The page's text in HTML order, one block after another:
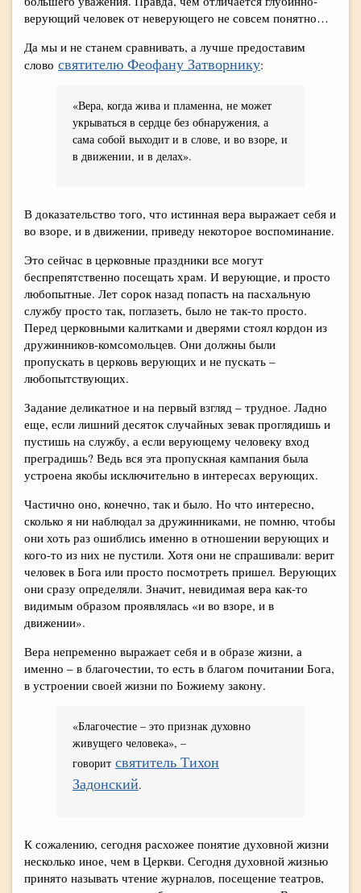
верующий человек от неверующего не совсем понятно…
Да мы и не станем сравнивать, а лучше предоставим
слово святителю Феофану Затворнику:
«Вера, когда жива и пламенна, не может
укрываться в сердце без обнаружения, а
сама собой выходит и в слове, и во взоре, и
в движении, и в делах».
В доказательство того, что истинная вера выражает себя и
во взоре, и в движении, приведу некоторое воспоминание.
Это сейчас в церковные праздники все могут
беспрепятственно посещать храм. И верующие, и просто
любопытные. Лет сорок назад попасть на пасхальную
службу просто так, поглазеть, было не так-то просто.
Перед церковными калитками и дверями стоял кордон из
дружинников-комсомольцев. Они должны были
пропускать в церковь верующих и не пускать –
любопытствующих.
Задание деликатное и на первый взгляд – трудное. Ладно
еще, если лишний десяток случайных зевак проглядишь и
пустишь на службу, а если верующему человеку вход
преградишь? Ведь вся эта пропускная кампания была
устроена якобы исключительно в интересах верующих.
Частично оно, конечно, так и было. Но что интересно,
сколько я ни наблюдал за дружинниками, не помню, чтобы
они хоть раз ошиблись именно в отношении верующих и
кого-то из них не пустили. Хотя они не спрашивали: верит
человек в Бога или просто посмотреть пришел. Верующих
они сразу определяли. Значит, невидимая вера как-то
видимым образом проявлялась «и во взоре, и в
движении».
Вера непременно выражает себя и в образе жизни, а
именно – в благочестии, то есть в благом почитании Бога,
в устроении своей жизни по Божиему закону.
«Благочестие – это признак духовно
живущего человека», –
говорит святитель Тихон
Задонский.
К сожалению, сегодня расхожее понятие духовной жизни
несколько иное, чем в Церкви. Сегодня духовной жизнью
принято называть чтение журналов, посещение театров,